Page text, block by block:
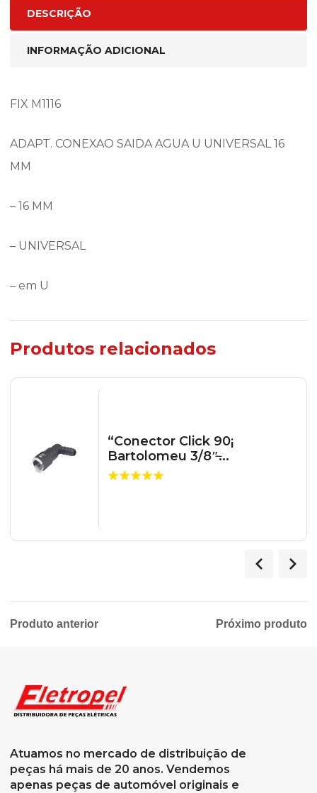
DESCRIÇÃO
INFORMAÇÃO ADICIONAL
FIX M1116
ADAPT. CONEXAO SAIDA AGUA U UNIVERSAL 16
MM
– 16 MM
– UNIVERSAL
– em U
Produtos relacionados
“Conector Click 90¡
Bartolomeu 3/8″̶...
Produto anterior Próximo produto
Atuamos no mercado de distribuição de
peças há mais de 20 anos. Vendemos
apenas peças de automóvel originais e